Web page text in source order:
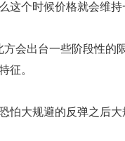
这个时候价格就会维持
出台一些阶段性的限
征。
大规避的反弹之后大